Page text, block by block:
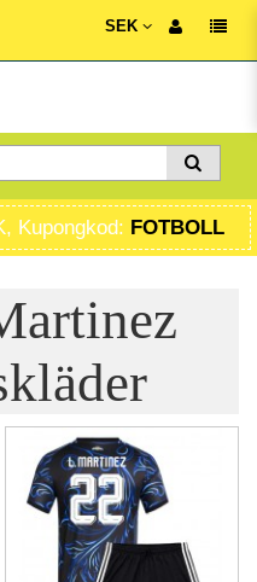
SEK
Kupongkod: FOTBOLL